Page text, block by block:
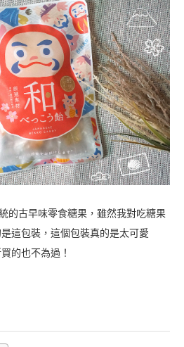
的古早味零食糖果，雖然我對吃糖果
這包裝，這個包裝真的是太可愛
的也不為過！